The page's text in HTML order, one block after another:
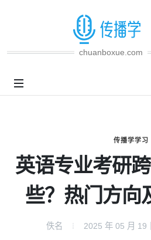
chuanboxue.com
传播学学习
英语专业考研
些？热门方向
佚名 2025 年 05 月 19